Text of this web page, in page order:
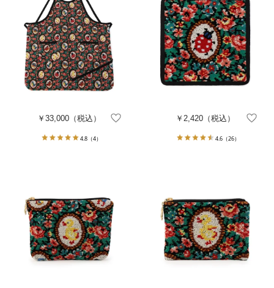
￥33,000（税込）
4.8 （4）
￥2,420（税込）
4.6（26）